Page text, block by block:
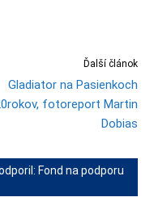
Ďalší článok
Gladiator na Pasienkoch
fotoreport Martin
Dobias
Fond na podporu